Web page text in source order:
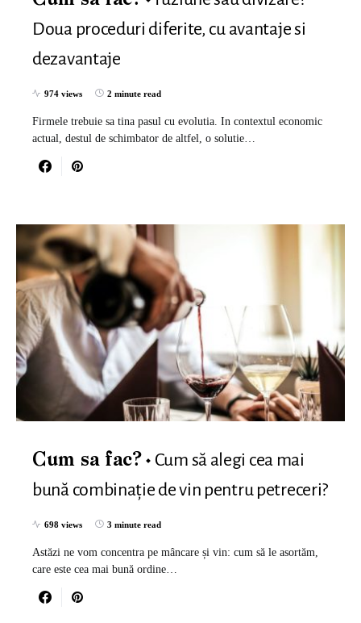
Doua proceduri diferite, cu avantaje si
dezavantaje
974 views 2 minute read
Firmele trebuie sa tina pasul cu evolutia. In contextul economic
actual, destul de schimbator de altfel, o solutie…
Cum sa fac?
Cum să alegi cea mai
bună combinație de vin pentru petreceri?
698 views 3 minute read
Astăzi ne vom concentra pe mâncare și vin: cum să le asortăm,
care este cea mai bună ordine…